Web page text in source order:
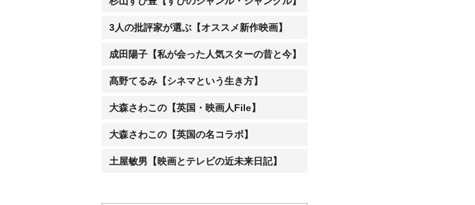
3人の批評家が選ぶ【オススメ新作映画】
成田陽子【私が会った人気スターの昔と今】
髙野てるみ【シネマという生き方】
大森さわこの【英国・映画人File】
大森さわこの【英国の名コラボ】
土屋敏男【映画とテレビの近未来日記】